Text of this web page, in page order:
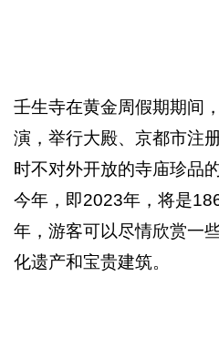
壬生寺在黄金周假期期间
演，举行大殿、京都市注
时不对外开放的寺庙珍品
今年，即2023年，将是
年，游客可以尽情欣赏一
化遗产和宝贵建筑。